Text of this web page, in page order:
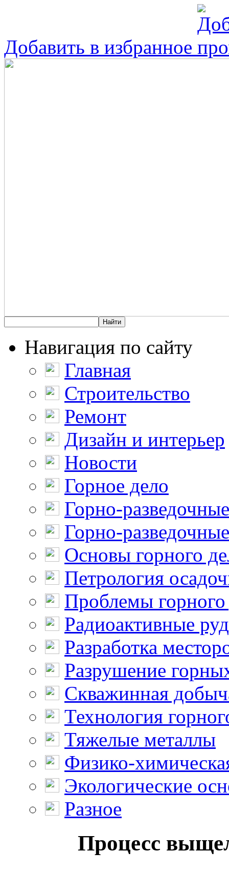
Добавить в избранное
Навигация по сайту
Главная
Строительство
Ремонт
Дизайн и интерьер
Новости
Горное дело
Горно-
Горно-
Основы горного
Петрология
Проблемы горного
Радиоактивные
Разработка
Разрушение
Скважинная
Технология
Тяжелые металлы
Физико-
Экологические
Разное
Процесс